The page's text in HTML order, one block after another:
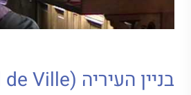
בניין העיריה (Hotel de Ville)